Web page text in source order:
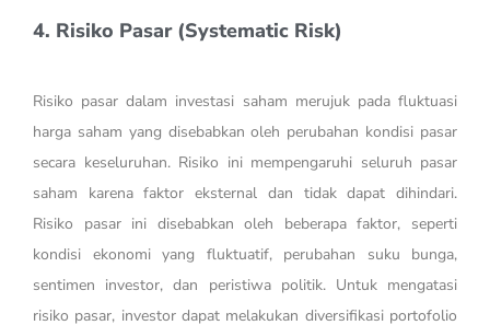
4. Risiko Pasar (Systematic Risk)
Risiko pasar dalam investasi saham merujuk pada fluktuasi
harga saham yang disebabkan oleh perubahan kondisi pasar
secara keseluruhan. Risiko ini mempengaruhi seluruh pasar
saham karena faktor eksternal dan tidak dapat dihindari.
Risiko pasar ini disebabkan oleh beberapa faktor, seperti
kondisi ekonomi yang fluktuatif, perubahan suku bunga,
sentimen investor, dan peristiwa politik. Untuk mengatasi
risiko pasar, investor dapat melakukan diversifikasi portofolio